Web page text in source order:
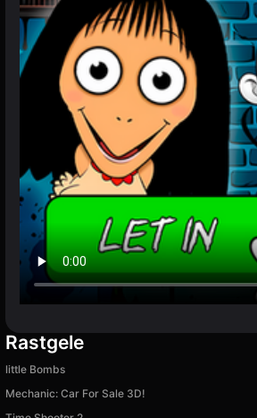
Rastgele
little Bombs
Mechanic: Car For Sale 3D!